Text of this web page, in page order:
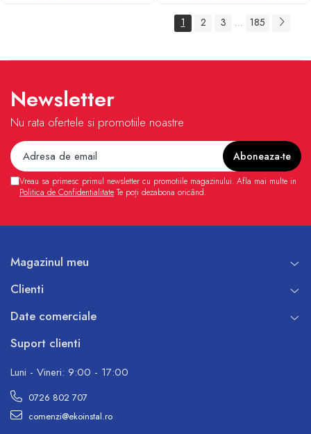
1 2 3 ... 185
Newsletter
Nu rata ofertele si promotiile noastre
Vreau sa primesc primul newsletter cu promotiile magazinului. Afla mai multe in
Politica de Confidentialitate Te poți dezabona oricând.
Magazinul meu
Clienti
Date comerciale
Suport clienti
Luni - Vineri: 9:00 - 17:00
0726 802 707
comenzi@ekoinstal.ro